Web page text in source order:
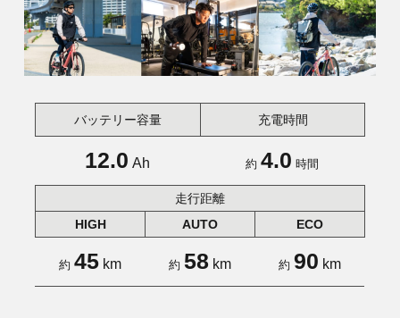
バッテリー容量 充電時間
12.0 Ah 約 4.0 時間
走行距離
HIGH
AUTO ECO
約 45 km 約 58 km 約 90 km